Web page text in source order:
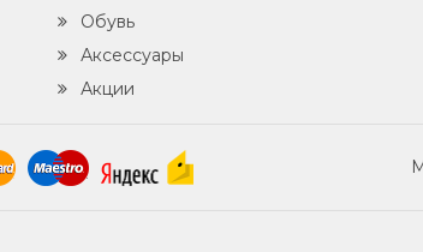
Обувь
Аксессуары
Акции